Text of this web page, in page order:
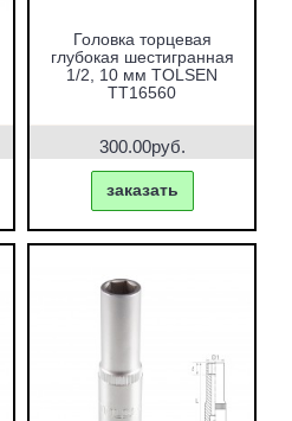
Головка торцевая
глубокая шестигранная
1/2, 10 мм TOLSEN
TT16560
300.00руб.
заказать